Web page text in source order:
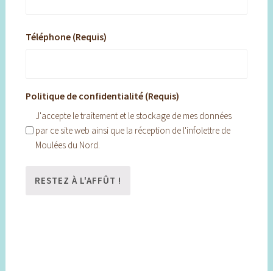
Téléphone (Requis)
Politique de confidentialité (Requis)
J'accepte le traitement et le stockage de mes données
par ce site web ainsi que la réception de l'infolettre de
Moulées du Nord.